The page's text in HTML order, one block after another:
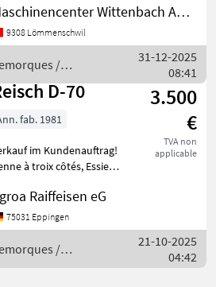
2‘300 mm • Stabiler
in Kastenform
mit feststehenden,
b
Maschinencenter Wittenbach AG (Landtechnik)
9308 Lömmenschwil
/
31-12-2025
08:41
D-70
3.500
€
TVA non
applicable
fab. 1981
im Kundenauftrag!
à troix côtés, Essieux
côtés Remorques
bennes
Raiffeisen eG
75031 Eppingen
/
21-10-2025
04:42